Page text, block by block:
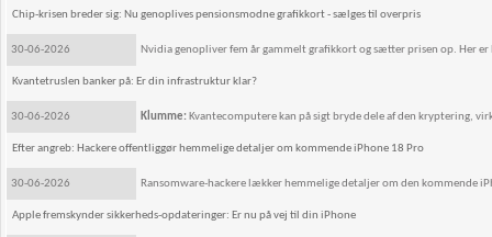
Chip-krisen breder sig: Nu genoplives pensionsmodne grafikkort - sælges til overpris
30-06-2026 Nvidia genopliver fem år gammelt grafikkort og sætter prisen op. Her
Kvantetruslen banker på: Er din infrastruktur klar?
30-06-2026 Klumme: Kvantecomputere kan på sigt bryde dele af den kryptering,
Efter angreb: Hackere offentliggør hemmelige detaljer om kommende iPhone 18 Pro
30-06-2026 Ransomware-hackere lækker hemmelige detaljer om den kommende
Apple fremskynder sikkerheds-opdateringer: Er nu på vej til din iPhone